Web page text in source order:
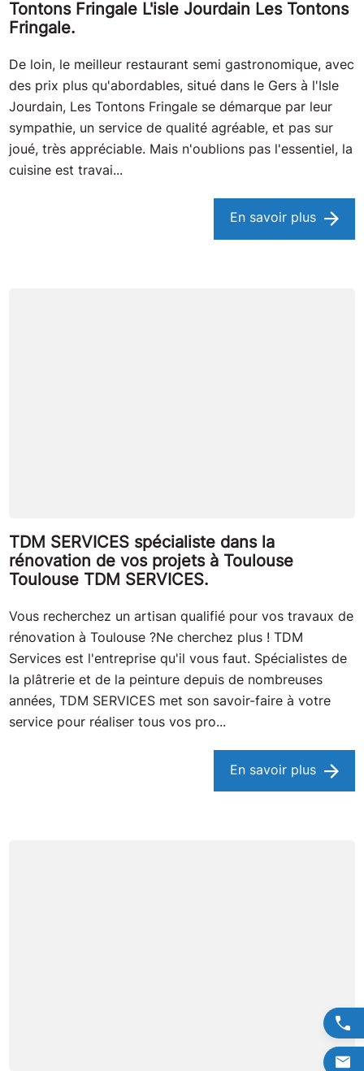
Tontons Fringale L'isle Jourdain Les Tontons
Fringale.
De loin, le meilleur restaurant semi gastronomique, avec
des prix plus qu'abordables, situé dans le Gers à l'Isle
Jourdain, Les Tontons Fringale se démarque par leur
sympathie, un service de qualité agréable, et pas sur
joué, très appréciable. Mais n'oublions pas l'essentiel, la
cuisine est travai...
En savoir plus
TDM SERVICES spécialiste dans la
rénovation de vos projets à Toulouse
Toulouse TDM SERVICES.
Vous recherchez un artisan qualifié pour vos travaux de
rénovation à Toulouse ?Ne cherchez plus ! TDM
Services est l'entreprise qu'il vous faut. Spécialistes de
la plâtrerie et de la peinture depuis de nombreuses
années, TDM SERVICES met son savoir-faire à votre
service pour réaliser tous vos pro...
En savoir plus